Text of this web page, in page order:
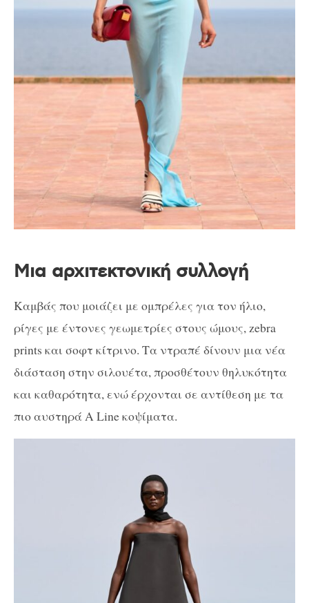
Μια αρχιτεκτονική συλλογή
Καμβάς που μοιάζει με ομπρέλες για τον ήλιο,
ρίγες με έντονες γεωμετρίες στους ώμους, zebra
prints και σοφτ κίτρινο. Τα ντραπέ δίνουν μια νέα
διάσταση στην σιλουέτα, προσθέτουν θηλυκότητα
και καθαρότητα, ενώ έρχονται σε αντίθεση με τα
πιο αυστηρά A Line κοψίματα.